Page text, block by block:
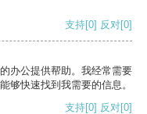
支持[0] 反对[0]
办公提供帮助。我经常需要
够快速找到我需要的信息。
支持[0] 反对[0]